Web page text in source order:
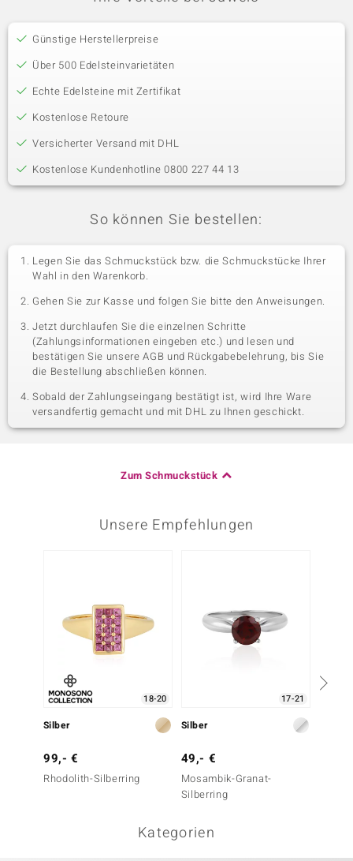
Günstige Herstellerpreise
Über 500 Edelsteinvarietäten
Echte Edelsteine mit Zertifikat
Kostenlose Retoure
Versicherter Versand mit DHL
Kostenlose Kundenhotline 0800 227 44 13
So können Sie bestellen:
Legen Sie das Schmuckstück bzw. die Schmuckstücke Ihrer
Wahl in den Warenkorb.
Gehen Sie zur Kasse und folgen Sie bitte den Anweisungen.
Jetzt durchlaufen Sie die einzelnen Schritte
(Zahlungsinformationen eingeben etc.) und lesen und
bestätigen Sie unsere AGB und Rückgabebelehrung, bis Sie
die Bestellung abschließen können.
Sobald der Zahlungseingang bestätigt ist, wird Ihre Ware
versandfertig gemacht und mit DHL zu Ihnen geschickt.
Zum Schmuckstück
Unsere Empfehlungen
18-20
Silber
99,- €
Rhodolith-Silberring
17-21
Silber
49,- €
Mosambik-Granat-
Silberring
Kategorien